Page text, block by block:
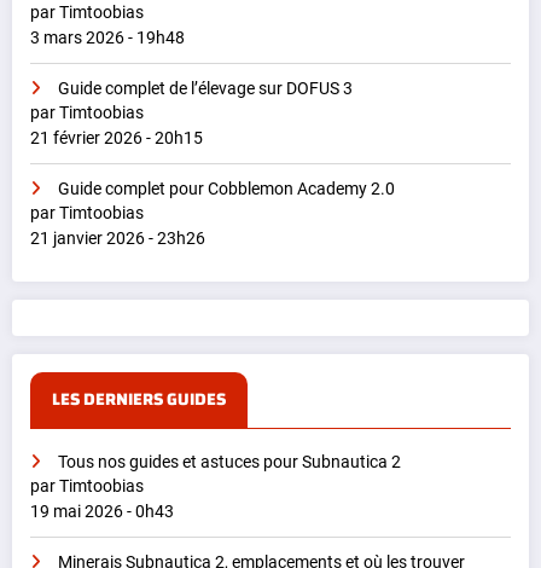
par Timtoobias
3 mars 2026 - 19h48
Guide complet de l’élevage sur DOFUS 3
par Timtoobias
21 février 2026 - 20h15
Guide complet pour Cobblemon Academy 2.0
par Timtoobias
21 janvier 2026 - 23h26
LES DERNIERS GUIDES
Tous nos guides et astuces pour Subnautica 2
par Timtoobias
19 mai 2026 - 0h43
Minerais Subnautica 2, emplacements et où les trouver